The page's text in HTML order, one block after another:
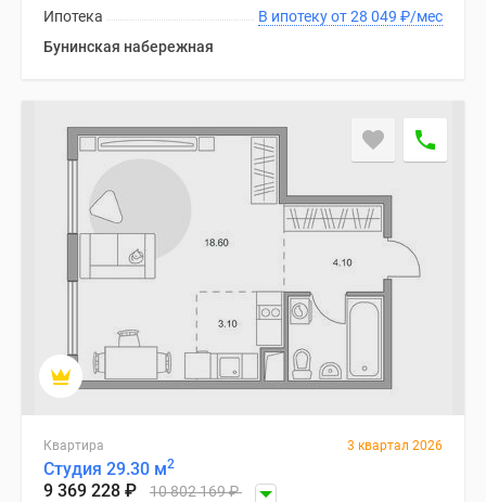
В ипотеку от 28 049 ₽/мес
Ипотека
Бунинская набережная
Квартира 3 квартал 2026
Студия 29.30 м2
9 369 228 ₽ 10 802 169₽